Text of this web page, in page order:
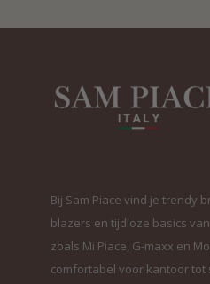
Bij Sam Piace vind je trendy
blazers en tijdloze basics
zoals Mi Piace, G-maxx en
comfortabel voor kantoor tot